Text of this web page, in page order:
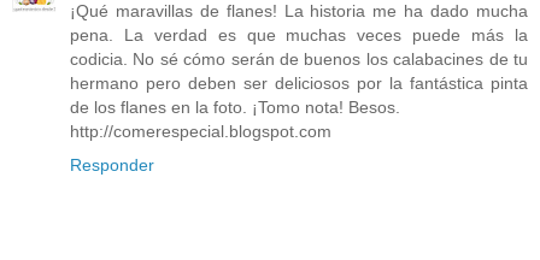
¡Qué maravillas de flanes! La historia me ha dado mucha
pena. La verdad es que muchas veces puede más la
codicia. No sé cómo serán de buenos los calabacines de tu
hermano pero deben ser deliciosos por la fantástica pinta
de los flanes en la foto. ¡Tomo nota! Besos.
http://comerespecial.blogspot.com
Responder